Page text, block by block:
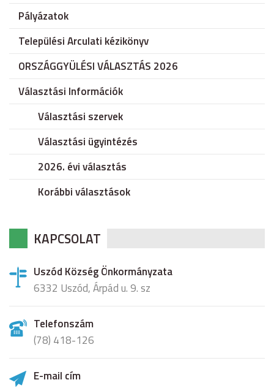
Pályázatok
Települési Arculati kézikönyv
ORSZÁGGYÜLÉSI VÁLASZTÁS 2026
Választási Információk
Választási szervek
Választási ügyintézés
2026. évi választás
Korábbi választások
KAPCSOLAT
Uszód Község Önkormányzata
6332 Uszód, Árpád u. 9. sz
Telefonszám
(78) 418-126
E-mail cím